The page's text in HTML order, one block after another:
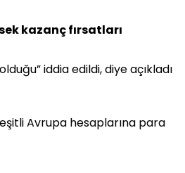
kazanç fırsatları
iddia edildi, diye açıkladı
Avrupa hesaplarına para